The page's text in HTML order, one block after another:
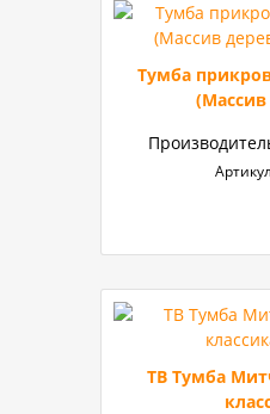
Тумба
(Массив
ТВ Тумба